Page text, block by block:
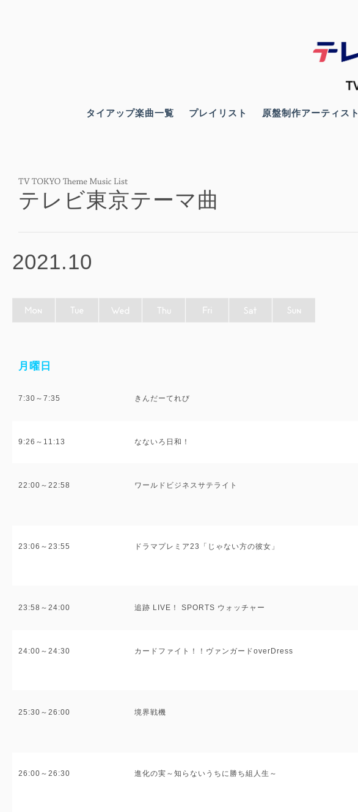
タイアップ楽曲一覧 プレイリスト 原盤制作アーティスト
テレビ東京テーマ曲
2021.10
月曜日
7:30～7:35 きんだーてれび
9:26～11:13 なないろ日和！
22:00～22:58 ワールドビジネスサテライト
23:06～23:55 ドラマプレミア23「じゃない方の彼女」
23:58～24:00 追跡 LIVE！ SPORTS ウォッチャー
24:00～24:30 カードファイト！！ヴァンガードoverDress
25:30～26:00 境界戦機
26:00～26:30 進化の実～知らないうちに勝ち組人生～